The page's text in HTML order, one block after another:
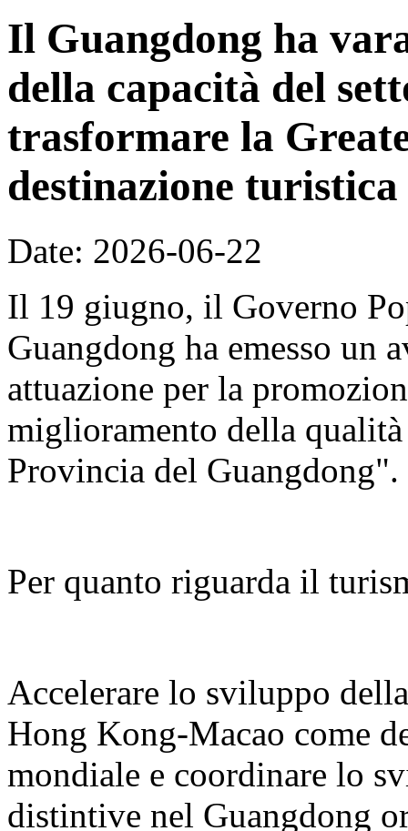
Il Guangdong ha
della capacità del
trasformare la
destinazione
Date: 2026-06-22
Il 19 giugno, il Governo
Guangdong ha emesso un
attuazione per la
miglioramento della
Provincia del Guangdong".
Per quanto riguarda il
Accelerare lo sviluppo
Hong Kong-Macao come
mondiale e coordinare lo
distintive nel Guangdong